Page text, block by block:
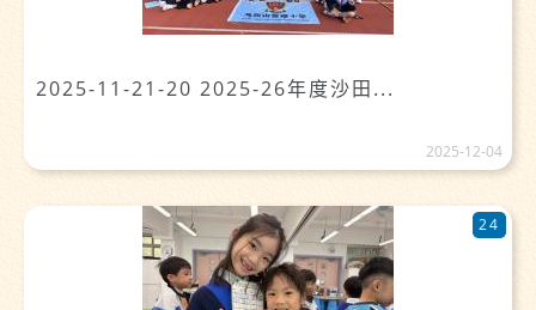
2025-11-21-20 2025-26年度沙田...
2025-12-04
24